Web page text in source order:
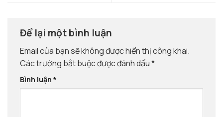
Để lại một bình luận
Email của bạn sẽ không được hiển thị công khai.
Các trường bắt buộc được đánh dấu*
Bình luận *